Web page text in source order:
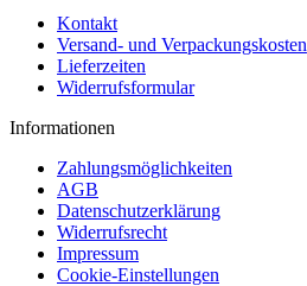
Kontakt
Versand- und Verpackungskosten
Lieferzeiten
Widerrufsformular
Informationen
Zahlungsmöglichkeiten
AGB
Datenschutzerklärung
Widerrufsrecht
Impressum
Cookie-Einstellungen